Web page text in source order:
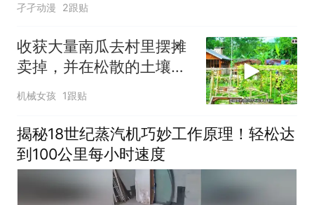
孑孑动漫 2跟贴
收获大量南瓜去村里摆摊
卖掉，并在松散的土壤中
种植生姜
机械女孩 1跟贴
揭秘18世纪蒸汽机巧妙工作原理！轻松达
到100公里每小时速度